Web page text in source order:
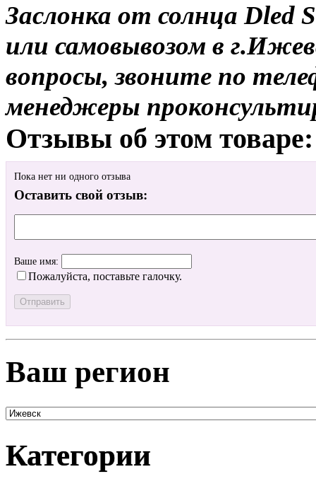
Заслонка от солнца Dled
или самовывозом в
вопросы, звоните по
менеджеры
Отзывы об этом товаре:
Пока нет ни одного отзыва
Оставить свой отзыв:
Ваше имя:
Пожалуйста, поставьте галочку.
Ваш регион
Категории